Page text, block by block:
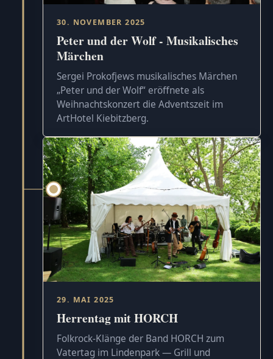
30. NOVEMBER 2025
Peter und der Wolf - Musikalisches
Märchen
Sergei Prokofjews musikalisches Märchen
„Peter und der Wolf“ eröffnete als
Weihnachtskonzert die Adventszeit im
ArtHotel Kiebitzberg.
29. MAI 2025
Herrentag mit HORCH
Folkrock-Klänge der Band HORCH zum
Vatertag im Lindenpark — Grill und